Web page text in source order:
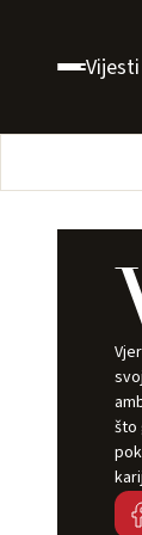
Vijesti
što